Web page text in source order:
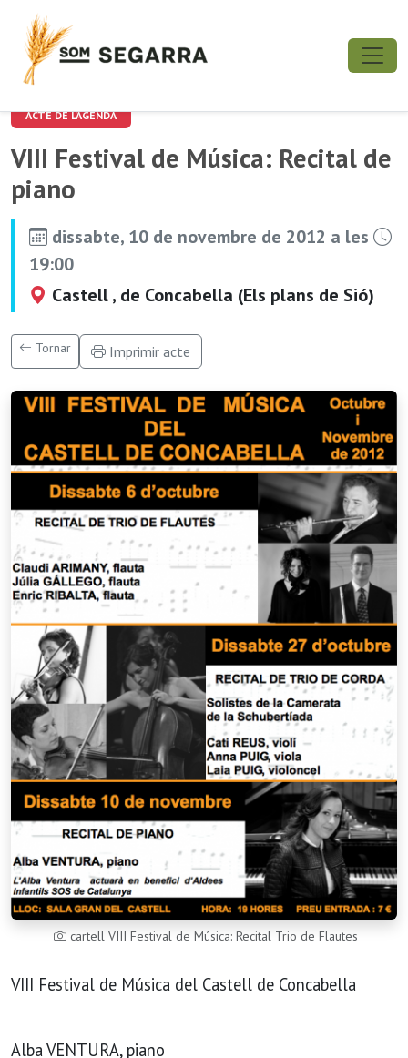
ACTE DE L'AGENDA
VIII Festival de Música: Recital de
piano
dissabte, 10 de novembre de 2012 a les
19:00
Castell , de Concabella (Els plans de Sió)
Tornar Imprimir acte
cartell VIII Festival de Música: Recital Trio de Flautes
VIII Festival de Música del Castell de Concabella
Alba VENTURA, piano